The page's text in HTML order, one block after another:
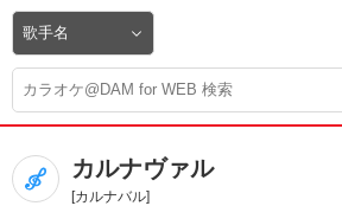
DAM★とも動画
DAM★とも録音
カラオケ＠DAM
ユーザー検索
カルナヴァル
[カルナバル]